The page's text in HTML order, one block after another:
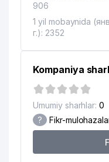
906
1 yil mobaynida
г.): 2352
Kompaniya
Umumiy sharhlar: 0
? Fikr-